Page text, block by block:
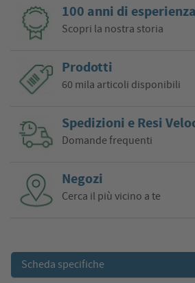
100 anni di esperienza
Scopri la nostra storia
Prodotti
60 mila articoli disponibili
Spedizioni e Resi
Domande frequenti
Negozi
Cerca il più vicino a te
Scheda specifiche